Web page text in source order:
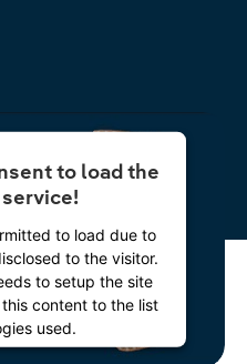
to load the
to load due to
to the visitor.
to setup the site
content to the list
used.